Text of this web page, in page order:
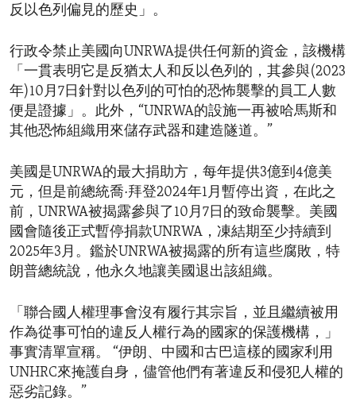
反以色列偏見的歷史」。
行政令禁止美國向UNRWA提供任何新的資金，該機構
「一貫表明它是反猶太人和反以色列的，其參與(2023
年)10月7日針對以色列的可怕的恐怖襲擊的員工人數
便是證據」。此外，“UNRWA的設施一再被哈馬斯和
其他恐怖組織用來儲存武器和建造隧道。”
美國是UNRWA的最大捐助方，每年提供3億到4億美
元，但是前總統喬·拜登2024年1月暫停出資，在此之
前，UNRWA被揭露參與了10月7日的致命襲擊。美國
國會隨後正式暫停捐款UNRWA，凍結期至少持續到
2025年3月。鑑於UNRWA被揭露的所有這些腐敗，特
朗普總統說，他永久地讓美國退出該組織。
「聯合國人權理事會沒有履行其宗旨，並且繼續被用
作為從事可怕的違反人權行為的國家的保護機構，」
事實清單宣稱。 “伊朗、中國和古巴這樣的國家利用
UNHRC來掩護自身，儘管他們有著違反和侵犯人權的
惡劣記錄。”